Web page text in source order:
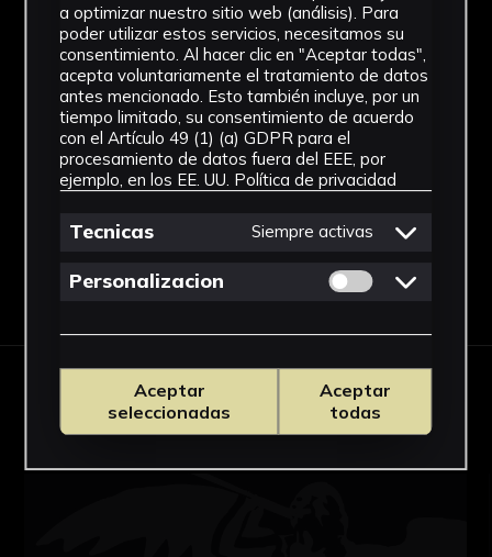
Figuración contemporánea
Técnica
Lápiz graso de colores
Ver más
Descargar Ficha
OBRAS RELACIONADAS
a optimizar nuestro sitio web (análisis). Para
poder utilizar estos servicios, necesitamos su
consentimiento. Al hacer clic en "Aceptar todas",
acepta voluntariamente el tratamiento de datos
antes mencionado. Esto también incluye, por un
tiempo limitado, su consentimiento de acuerdo
con el Artículo 49 (1) (a) GDPR para el
procesamiento de datos fuera del EEE, por
ejemplo, en los EE. UU. Política de privacidad
Tecnicas Siempre activas
Personalizacion Permitir cookies
Aceptar
seleccionadas
Aceptar
todas